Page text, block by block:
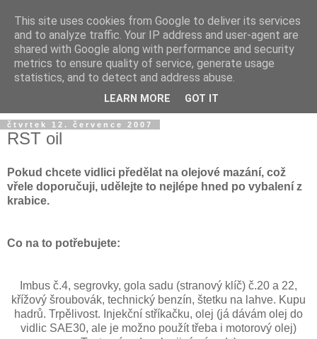
čtvrtek 12. července 2007
RST oil
Pokud chcete vidlici předělat na olejové mazání, což
vřele doporučuji, udělejte to nejlépe hned po vybalení z
krabice.
Co na to potřebujete:
Imbus č.4, segrovky, gola sadu (stranový klíč) č.20 a 22,
křížový šroubovák, technický benzín, štetku na lahve. Kupu
hadrů. Trpělivost. Injekční stříkačku, olej (já dávám olej do
vidlic SAE30, ale je možno použít třeba i motorový olej)
This site uses cookies from Google to deliver its services
and to analyze traffic. Your IP address and user-agent are
shared with Google along with performance and security
metrics to ensure quality of service, generate usage
statistics, and to detect and address abuse.
LEARN MORE GOT IT